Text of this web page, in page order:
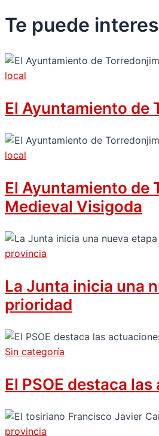
Te puede
local
El Ayuntamiento de
local
El Ayuntamiento de
Medieval Visigoda
provincia
La Junta inicia una
prioridad
Sin categoría
El PSOE destaca
provincia